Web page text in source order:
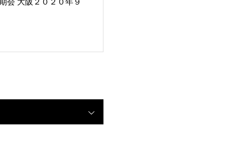
会 大阪２０２０年９